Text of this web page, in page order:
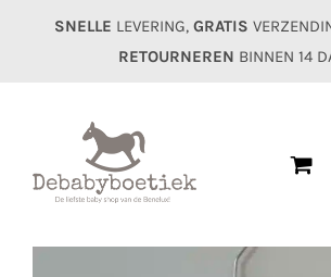
SNELLE LEVERING, GRATIS
RETOURNEREN BINNEN 14